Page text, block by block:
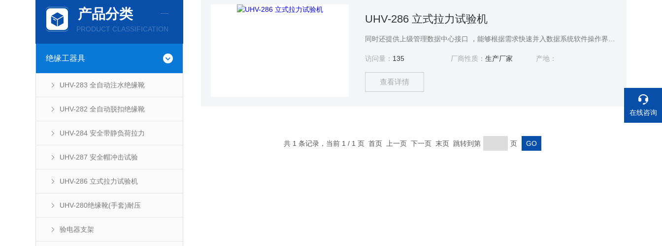
产品分类
PRODUCT CLASSIFICATION
绝缘工器具
UHV-283 全自动注水绝缘靴
UHV-282 全自动脱扣绝缘靴
UHV-284 安全带静负荷拉力
UHV-287 安全帽冲击试验
UHV-286 立式拉力试验机
UHV-280绝缘靴(手套)耐压
验电器支架
UHV-286 立式拉力试验机
访问量： 135 厂商性质： 生产厂家 产地：
查看详情
共 1 条记录，当前 1 / 1 页 首页 上一页 下一页 末页 跳转到第 页
在线咨询